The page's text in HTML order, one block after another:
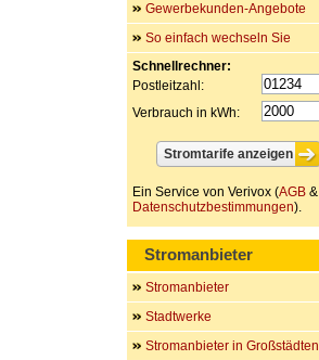
Gewerbekunden-Angebote
So einfach wechseln Sie
Schnellrechner:
Postleitzahl:
Verbrauch in kWh:
Ein Service von Verivox (AGB &
Datenschutzbestimmungen).
Stromanbieter
Stromanbieter
Stadtwerke
Stromanbieter in Großstädten